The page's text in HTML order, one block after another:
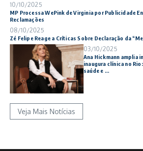
10/10/2025
MP Processa WePink de Virginia por Publicidade
Reclamações
08/10/2025
Zé Felipe Reage a Críticas Sobre Declaração da
03/10/2025
Ana Hickmann amplia
inaugura clínica no
saúde e ...
Veja Mais Notícias